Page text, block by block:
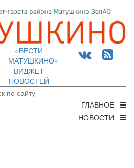
«ВЕСТИ
МАТУШКИНО»
ВИДЖЕТ
НОВОСТЕЙ
ГЛАВНОЕ
НОВОСТИ